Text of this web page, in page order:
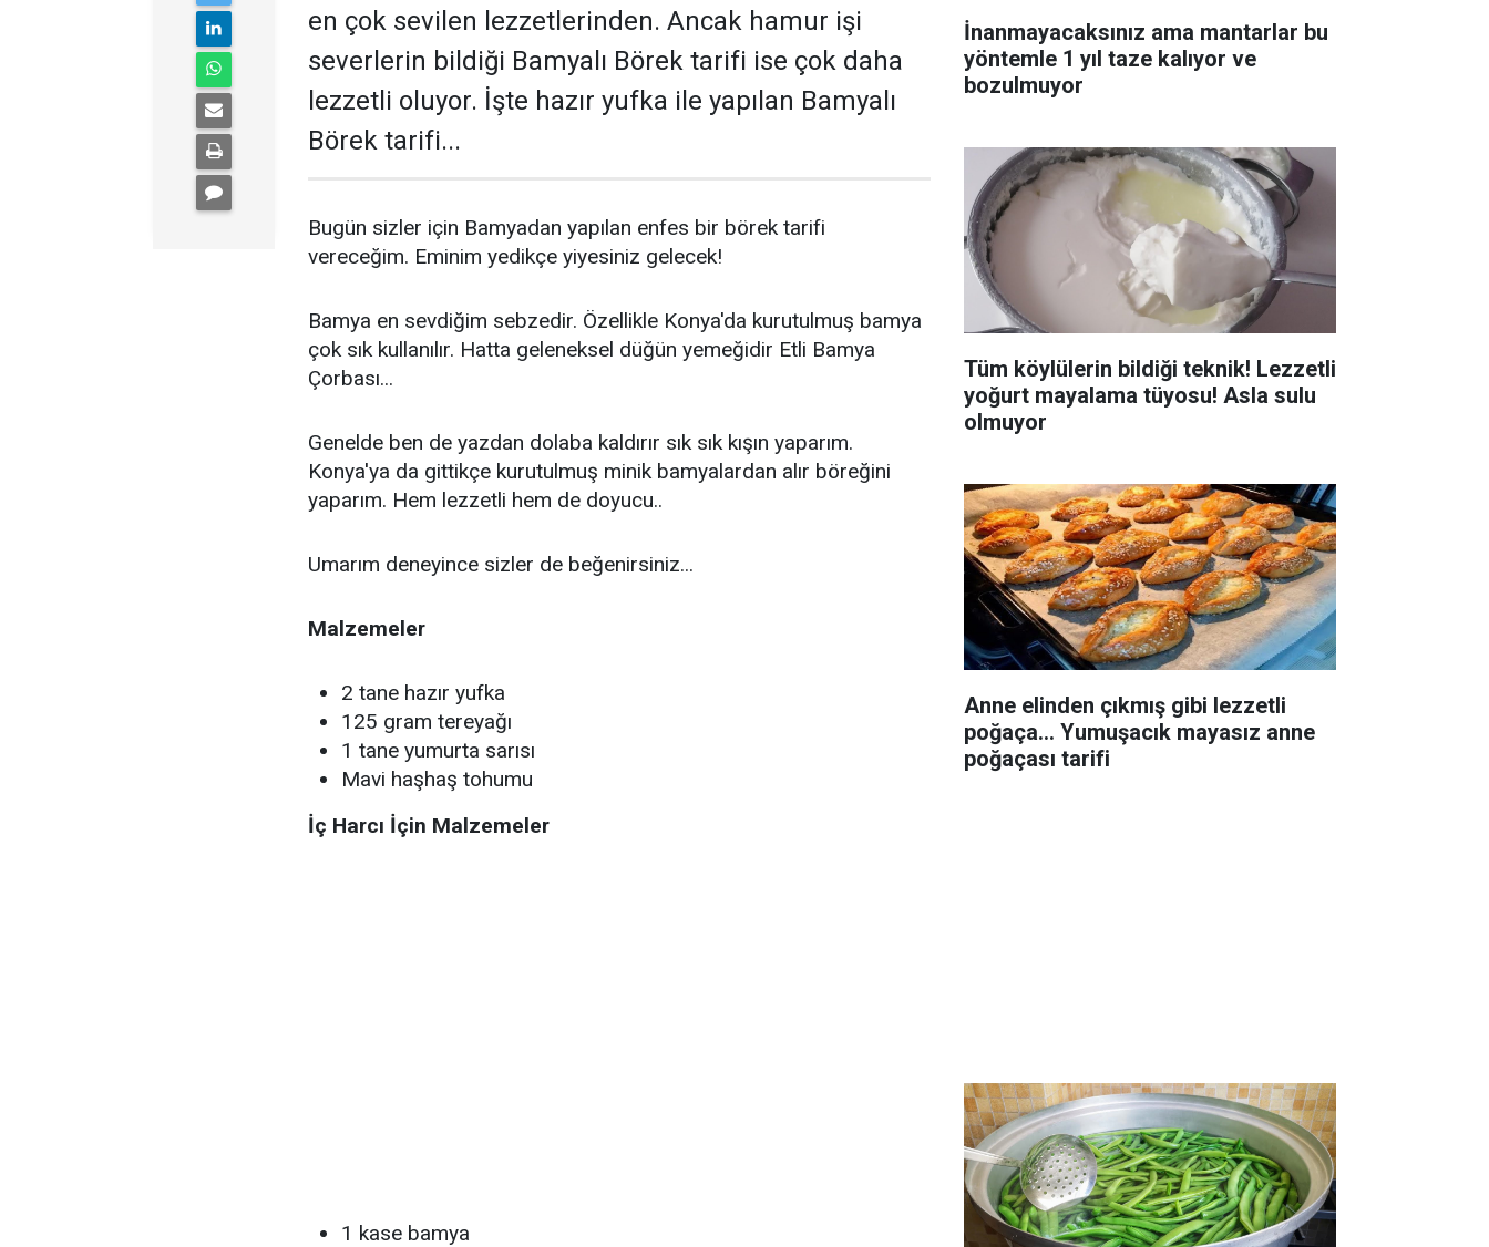
en çok sevilen lezzetlerinden. Ancak hamur işi
severlerin bildiği Bamyalı Börek tarifi ise çok daha
lezzetli oluyor. İşte hazır yufka ile yapılan Bamyalı
Börek tarifi...
Bugün sizler için Bamyadan yapılan enfes bir börek tarifi
vereceğim. Eminim yedikçe yiyesiniz gelecek!
Bamya en sevdiğim sebzedir. Özellikle Konya'da kurutulmuş bamya
çok sık kullanılır. Hatta geleneksel düğün yemeğidir Etli Bamya
Çorbası...
Genelde ben de yazdan dolaba kaldırır sık sık kışın yaparım.
Konya'ya da gittikçe kurutulmuş minik bamyalardan alır böreğini
yaparım. Hem lezzetli hem de doyucu..
Umarım deneyince sizler de beğenirsiniz...
Malzemeler
2 tane hazır yufka
125 gram tereyağı
1 tane yumurta sarısı
Mavi haşhaş tohumu
İç Harcı İçin Malzemeler
1 kase bamya
İnanmayacaksınız ama mantarlar bu
yöntemle 1 yıl taze kalıyor ve
bozulmuyor
Tüm köylülerin bildiği teknik! Lezzetli
yoğurt mayalama tüyosu! Asla sulu
olmuyor
Anne elinden çıkmış gibi lezzetli
poğaça... Yumuşacık mayasız anne
poğaçası tarifi